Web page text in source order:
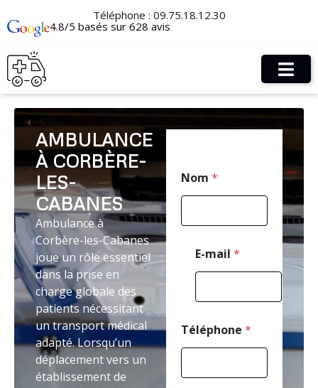
Téléphone : 09.75.18.12.30
4.8/5 basés sur 628 avis
AMBULANCE
À CORBÈRE-
LES-
CABANES
Ambulance à
Corbère-les-Cabanes
joue un rôle essentiel
dans la prise en
charge globale des
patients nécessitant
un transport médical
adapté. Lorsqu’un
déplacement vers un
établissement de
Nom *
p
o
E-mail *
Téléphone *